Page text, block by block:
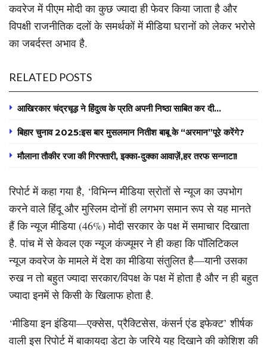
कवरेज में पीएम मोदी का कुछ ज्यादा ही फेवर किया जाता है और
विपक्षी राजनीतिक दलों के समर्थकों में मीडिया घरानों को लेकर भरोसे
का जबर्दस्त अभाव है.
RELATED POSTS
आखिरकार चंद्रचूड़ ने हिंदुत्व के प्रति अपनी निष्ठा साबित कर दी…
बिहार चुनाव 2025:इस बार मुसलमान नितीश बाबू के “अरमान”पूरे करेंगे?
मौलाना तौकीर रजा की गिरफ्तारी, इक्का-दुक्का आवाज़ें,हर तरफ सन्नाटा!
रिपोर्ट में कहा गया है, ‘विभिन्न मीडिया स्रोतों से न्यूज का उपभोग
करने वाले हिंदू और मुस्लिम दोनों ही लगभग समान रूप से यह मानते
हैं कि न्यूज मीडिया (46%) मोदी सरकार के पक्ष में समाचार दिखाता
है. पांच में से केवल एक न्यूज कंज्यूमर ने ही कहा कि पॉलिटिकल
न्यूज कवरेज के मामले में देश का मीडिया संतुलित है—यानी उसका
रुख न तो बहुत ज्यादा सरकार/विपक्ष के पक्ष में होता है और न ही बहुत
ज्यादा इनमें से किसी के खिलाफ होता है.
‘मीडिया इन इंडिया—एक्सेस, प्रैक्टिसेस, कंसर्न एंड इफेक्ट’ शीर्षक
वाली इस रिपोर्ट में बाकायदा डेटा के जरिये यह दिखाने की कोशिश की